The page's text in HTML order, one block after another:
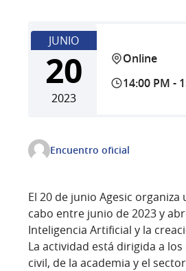
JUNIO
20
2023
Online
14:00 PM -
Encuentro oficial
El 20 de junio Agesic
cabo entre junio de 2023 y
Inteligencia Artificial y la
La actividad está dirigida a
civil, de la academia y el